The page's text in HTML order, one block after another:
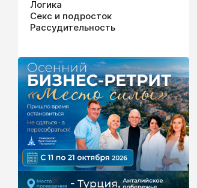
Логика
Секс и подросток
Рассудительность